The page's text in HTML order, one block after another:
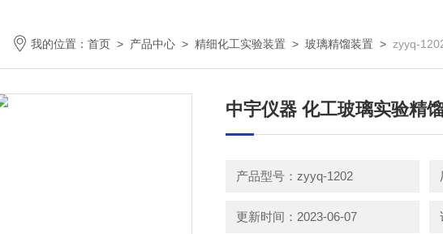
我的位置：首页 > 产品中心 >精细化工实验装置 >玻璃精馏装置 > zyyq-1202
中宇仪器 化工玻璃实验精
产品型号：zyyq-1202
更新时间：2023-06-07